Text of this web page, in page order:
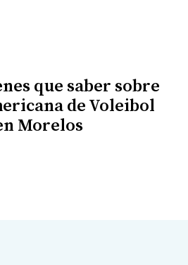
que saber sobre
de Voleibol
Morelos